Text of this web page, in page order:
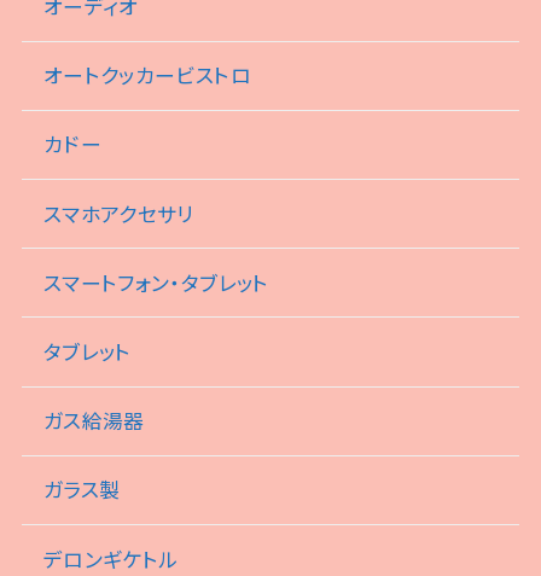
オーディオ
オートクッカービストロ
カドー
スマホアクセサリ
スマートフォン・タブレット
タブレット
ガス給湯器
ガラス製
デロンギケトル